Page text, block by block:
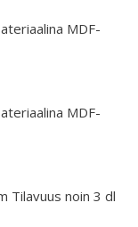
MDF-
MDF-
Tilavuus noin 3 dl